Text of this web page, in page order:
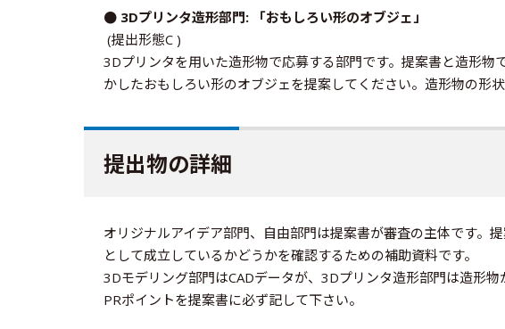
● 3Dプリンタ造形部門: 「おもしろい形のオブジェ」
(提出形態C )
3Dプリンタを用いた造形物で応募する部門です。提案書と造形
かしたおもしろい形のオブジェを提案してください。造形物の形
提出物の詳細
オリジナルアイデア部門、自由部門は提案書が審査の主体です。
として成立しているかどうかを確認するための補助資料です。
3Dモデリング部門はCADデータが、3Dプリンタ造形部門は造形
PRポイントを提案書に必ず記して下さい。